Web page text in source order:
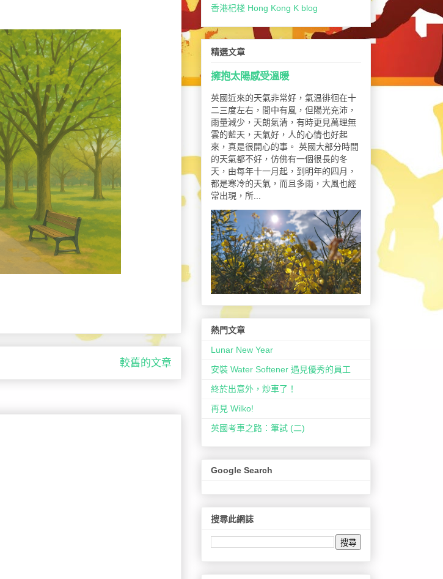
較舊的文章
香港杞棧 Hong Kong K blog
精選文章
擁抱太陽感受溫暖
英國近來的天氣非常好，氣温徘徊在十
二三度左右，間中有風，但陽光充沛，
雨量減少，天朗氣清，有時更見萬理無
雲的藍天，天氣好，人的心情也好起
來，真是很開心的事。 英國大部分時間
的天氣都不好，仿佛有一個很長的冬
天，由每年十一月起，到明年的四月，
都是寒冷的天氣，而且多雨，大風也經
常出現，所...
熱門文章
Lunar New Year
安裝 Water Softener 遇見優秀的員工
終於出意外，炒車了！
再見 Wilko!
英國考車之路：筆試 (二)
Google Search
搜尋此網誌